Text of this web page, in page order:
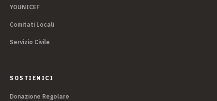
YOUNICEF
Comitati Locali
Servizio Civile
SOSTIENICI
Donazione Regolare